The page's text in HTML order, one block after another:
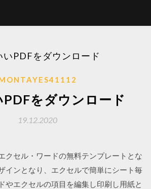
いPDFをダウンロード
をダウンロード
19.12.2020
クセル・ワードの無料テンプレートとな
インとなり、エクセルで簡単にシート毎
やエクセルの項目を編集し印刷し用紙と